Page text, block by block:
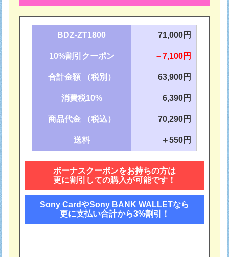
BDZ-ZT1800 71,000円
10%割引クーポン －7,100円
合計金額 （税別） 63,900円
消費税10% 6,390円
商品代金 （税込） 70,290円
送料 ＋550円
ボーナスクーポンをお持ちの方は
更に割引しての購入が可能です！
Sony CardやSony BANK WALLETなら
更に支払い合計から3%割引！